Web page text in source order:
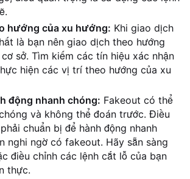
hướng của xu hướng: Khi giao dịch
là bạn nên giao dịch theo hướng
sở. Tìm kiếm các tín hiệu xác nhận
hiện các vị trí theo hướng của xu
động nhanh chóng: Fakeout có thể
và không thể đoán trước. Điều
chuẩn bị để hành động nhanh
nghi ngờ có fakeout. Hãy sẵn sàng
điều chỉnh các lệnh cắt lỗ của bạn
thực.